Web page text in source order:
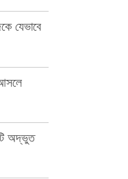
যেভাবে
অদ্ভুত